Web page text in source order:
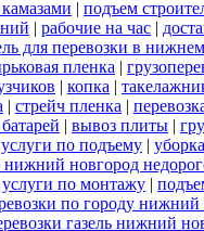
| подъем
| рабочие на час |
для перевозки в
пленка |
| копка |
| стрейч пленка |
| вывоз плиты |
услуги по подъему |
нижний новгород
услуги по монтажу |
по городу нижний
газель нижний